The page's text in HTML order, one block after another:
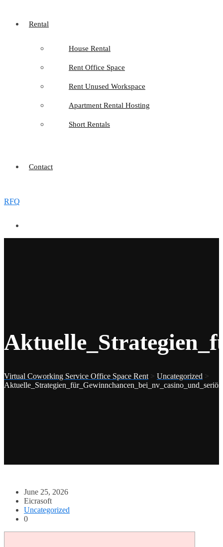
Rental
House Rental
Rent Office Space
Rent Unused Workspace
Apartment Rental Hosting
Short Rentals
Contact
RFQ
Virtual Coworking Service Office Space Rent > Uncategorized >
June 25, 2026
Eicrasoft
Uncategorized
0